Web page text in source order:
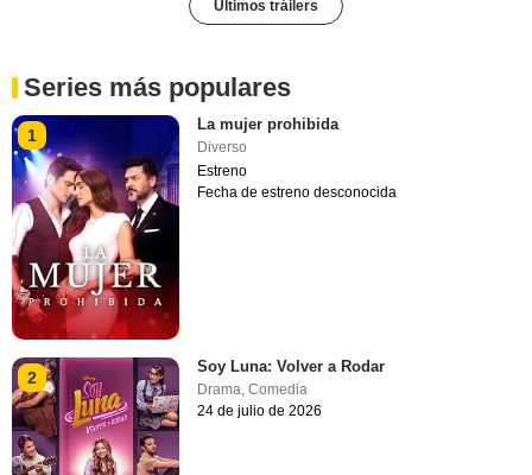
Últimos tráilers
Series más populares
1
La mujer prohibida
Diverso
Estreno
Fecha de estreno desconocida
2
Soy Luna: Volver a Rodar
Drama ,Comedia
24 de julio de 2026